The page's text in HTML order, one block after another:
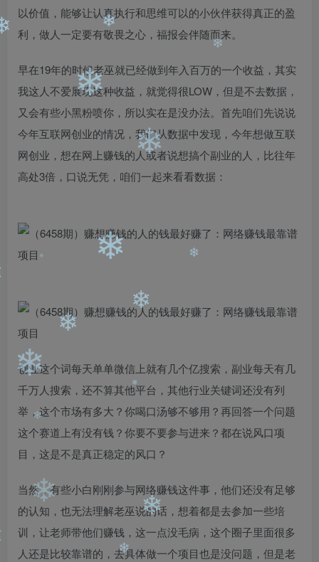
以价值，能够让认真执行和思维可以的小伙伴获得真正的盈
利，做人一定要有敬畏之心，福报会伴随而来。
早在19年的时候老巫就已经做到年入百万的一个收益，其实
我这人不爱展现这种收益，就觉得很LOW，但是不去数据，
又会有些小黑粉喷你，所以实在是没办法。首先咱们先说说
今年互联网创业的情况，我们从数据中发现，今年想做互联
网创业，想在网上赚钱的人或者说想搞个副业的人，比往年
高处3倍，口说无凭，咱们一起来看看数据：
创业这个词每天单单微信上就有几个亿搜索，副业每天有几
千万人搜索，还不算其他平台，其他行业关键词还没有列
举，这个市场有多大？你喝口汤够不够用？再回答一个问题
这个赛道上有没有钱？你要不要参与进来？都在说风口项
目，这是不是真正稳定的风口？
当然，有些小白刚刚参与网络赚钱这件事，他们还没有足够
的认知，也无法理解老巫说的话，想着都是去参加一些培
训，让老师带他们赚钱，这一点没毛病，这个圈子里面很多
人还是比较靠谱的，去具体做一个项目也是没问题，但是老
❄
❄
❄
❄
❄
❄
❄
❄
❄
❄